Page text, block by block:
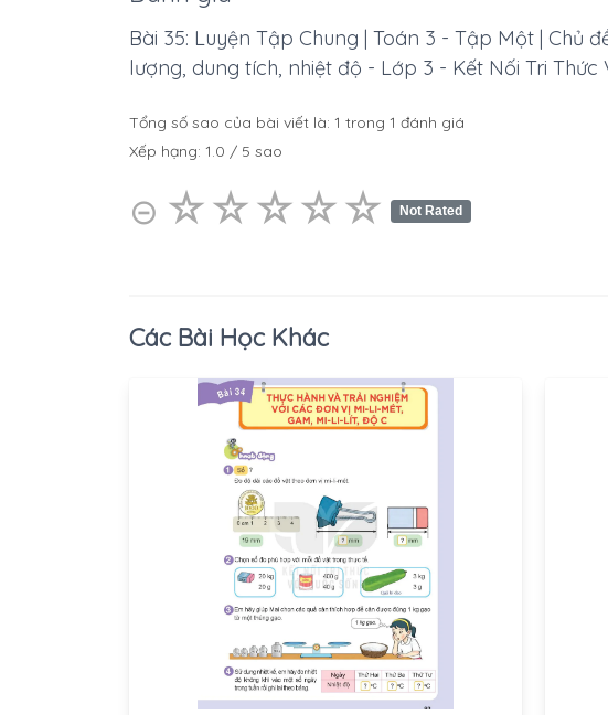
Bài 35: Luyện Tập Chung | Toán 3 - Tập Một | Chủ
lượng, dung tích, nhiệt độ - Lớp 3 - Kết Nối Tri Thức
Tổng số sao của bài viết là: 1 trong 1 đánh giá
Xếp hạng: 1.0 / 5 sao
⊝ ☆☆☆☆☆
★★★★★ Not Rated
Các Bài Học Khác